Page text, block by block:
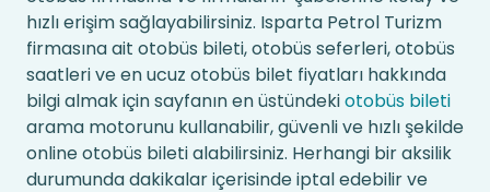
hızlı erişim sağlayabilirsiniz. Isparta Petrol Turizm
firmasına ait otobüs bileti, otobüs seferleri, otobüs
saatleri ve en ucuz otobüs bilet fiyatları hakkında
bilgi almak için sayfanın en üstündekiotobüs bileti
arama motorunu kullanabilir, güvenli ve hızlı şekilde
online otobüs bileti alabilirsiniz. Herhangi bir aksilik
durumunda dakikalar içerisinde iptal edebilir ve